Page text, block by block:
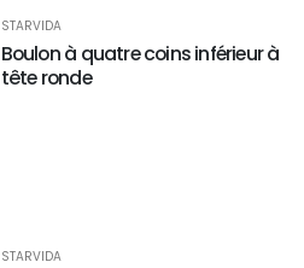
STARVIDA
Boulon à quatre coins inférieur à
tête ronde
STARVIDA